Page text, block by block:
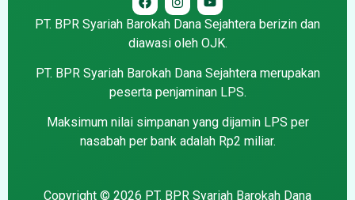
PT. BPR Syariah Barokah Dana Sejahtera berizin dan
diawasi oleh OJK.
PT. BPR Syariah Barokah Dana Sejahtera merupakan
peserta penjaminan LPS.
Maksimum nilai simpanan yang dijamin LPS per
nasabah per bank adalah Rp2 miliar.
Copyright © 2026 PT. BPR Syariah Barokah Dana